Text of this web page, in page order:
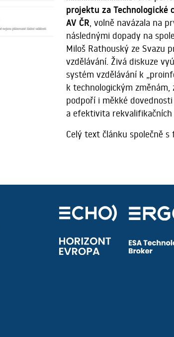
projektu za Technologické
AV ČR, volně navázala na
následnými dopady na
Miloš Rathouský ze Svazu
vzdělávání. Živá diskuze
systém vzdělávání k
k technologickým
podpoří i měkké
a efektivita rekvalifikačních
Celý text článku společně